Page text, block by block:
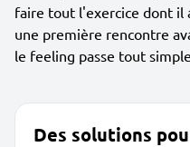
faire tout l'exercice dont il
une première rencontre
le feeling passe tout
Des solutions